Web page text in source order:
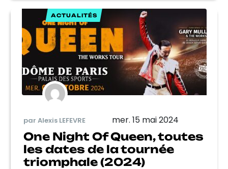
ACTUALITÉS
par Alexis LEFEVRE mer. 15 mai 2024
One Night Of Queen, toutes
les dates de la tournée
triomphale (2024)